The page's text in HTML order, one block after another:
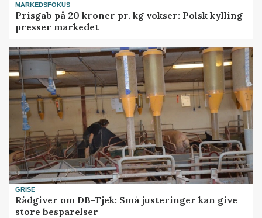
MARKEDSFOKUS
Prisgab på 20 kroner pr. kg vokser: Polsk kylling
presser markedet
GRISE
Rådgiver om DB-Tjek: Små justeringer kan give
store besparelser